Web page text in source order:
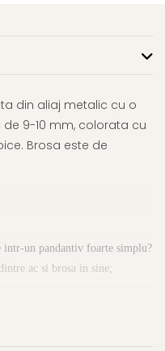
din aliaj metalic cu o
9-10 mm, colorata cu
Brosa este de
un pandantiv foarte simplu?
ac si brosa in sine;
gluga sau palarii, fiind